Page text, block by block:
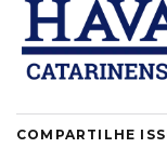
COMPARTILHE